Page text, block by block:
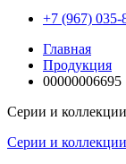
+7 (967) 035-
Главная
Продукция
00000006695
Серии и коллекции
Серии и коллекции